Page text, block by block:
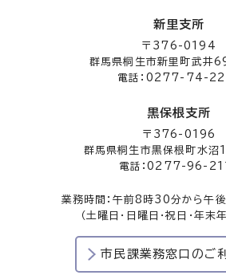
新里支所
〒376-0194
群馬県桐生市新里町武井
電話：0277-74-
黒保根支所
〒376-0196
群馬県桐生市黒保根町水沼
電話：0277-96-
業務時間：午前8時30分から午
（土曜日・日曜日・祝日・年末
市民課業務窓口のご